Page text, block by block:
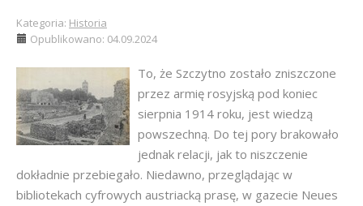
Kategoria: Historia
Opublikowano: 04.09.2024
To, że Szczytno zostało zniszczone
przez armię rosyjską pod koniec
sierpnia 1914 roku, jest wiedzą
powszechną. Do tej pory brakowało
jednak relacji, jak to niszczenie
dokładnie przebiegało. Niedawno, przeglądając w
bibliotekach cyfrowych austriacką prasę, w gazecie Neues